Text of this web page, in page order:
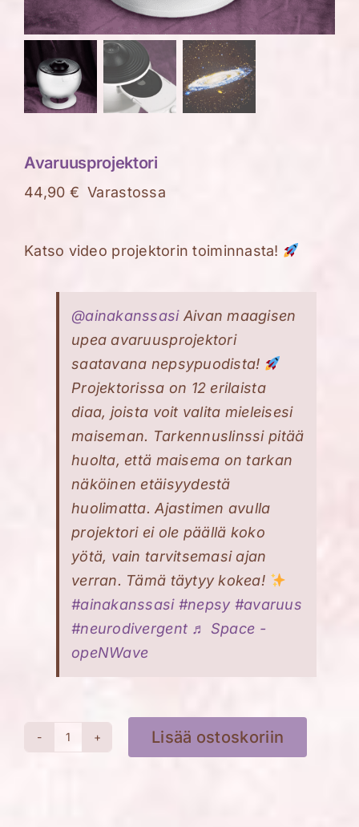
Avaruusprojektori
44,90 € Varastossa
Katso video projektorin toiminnasta!
@ainakanssasiAivan maagisen
upea avaruusprojektori
saatavana nepsypuodista!
Projektorissa on 12 erilaista
diaa, joista voit valita mieleisesi
maiseman. Tarkennuslinssi pitää
huolta, että maisema on tarkan
näköinen etäisyydestä
huolimatta. Ajastimen avulla
projektori ei ole päällä koko
yötä, vain tarvitsemasi ajan
verran. Tämä täytyy kokea!
#ainakanssasi #nepsy #avaruus
#neurodivergent ♬ Space -
opeNWave
Avaruusprojektori
Lisää ostoskoriin